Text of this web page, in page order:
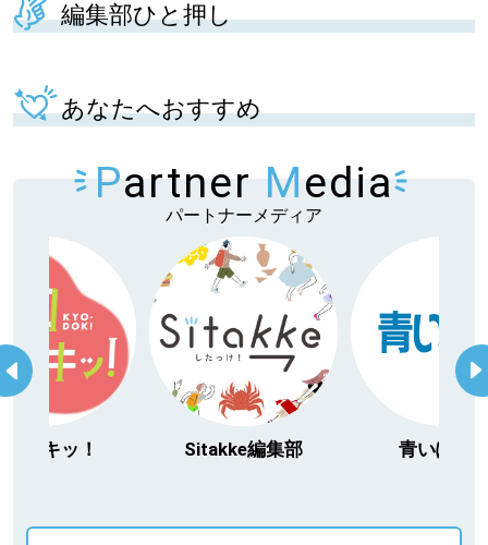
編集部ひと押し
あなたへおすすめ
Partner Media
パートナーメディア
Sitakke編集部 青いぽすと